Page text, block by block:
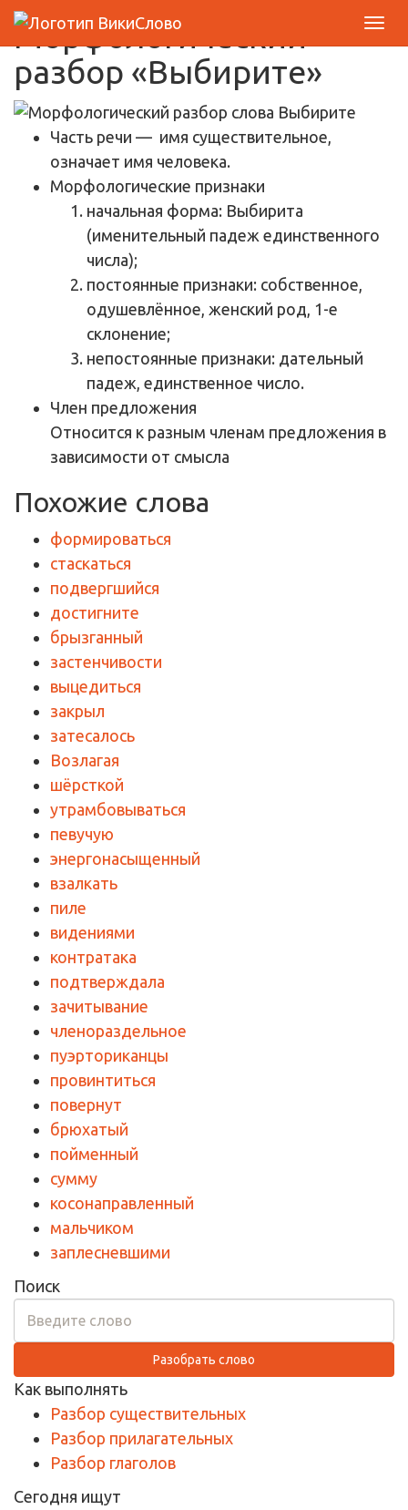
Морфологический
разбор «Выбирите»
Часть речи — имя существительное,
означает имя человека.
Морфологические признаки
начальная форма: Выбирита
(именительный падеж единственного
числа);
постоянные признаки: собственное,
одушевлённое, женский род, 1-е
склонение;
непостоянные признаки: дательный
падеж, единственное число.
Член предложения
Относится к разным членам предложения в
зависимости от смысла
Похожие слова
формироваться
стаскаться
подвергшийся
достигните
брызганный
застенчивости
выцедиться
закрыл
затесалось
Возлагая
шёрсткой
утрамбовываться
певучую
энергонасыщенный
взалкать
пиле
видениями
контратака
подтверждала
зачитывание
членораздельное
пуэрториканцы
провинтиться
повернут
брюхатый
пойменный
сумму
косонаправленный
мальчиком
заплесневшими
Поиск
Разобрать слово
Как выполнять
Разбор существительных
Разбор прилагательных
Разбор глаголов
Сегодня ищут